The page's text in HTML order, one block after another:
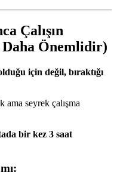
Çalışın
Daha Önemlidir)
için değil, bıraktığı
ama seyrek çalışma
bir kez 3 saat